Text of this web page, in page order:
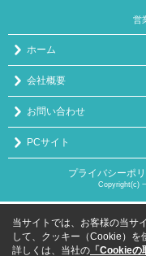
営
ホーム
会社概要
お問い合わせ
PCサイト
プライバシーポ
Copyright(c)
当サイトでは、お客様の当サ
して、クッキー（Cookie）を
詳しくは、当社の 「Cookieの